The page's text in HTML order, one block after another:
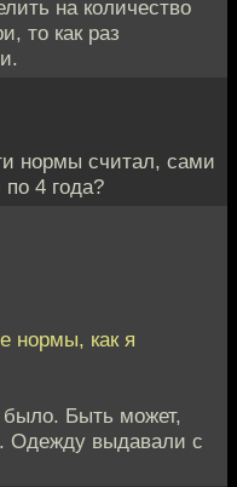
на количество
то как раз
нормы считал, сами
4 года?
нормы, как я
Быть может,
Одежду выдавали с